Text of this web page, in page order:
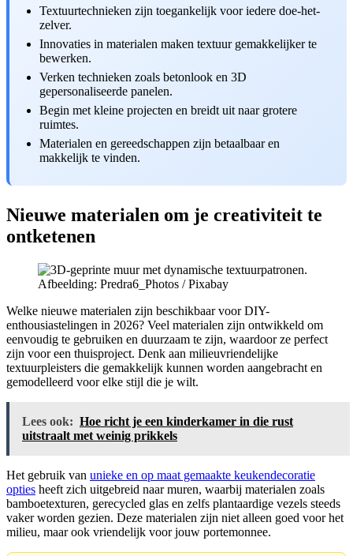
Textuurtechnieken zijn toegankelijk voor iedere doe-het-
zelver.
Innovaties in materialen maken textuur gemakkelijker te
bewerken.
Verken technieken zoals betonlook en 3D
gepersonaliseerde panelen.
Begin met kleine projecten en breidt uit naar grotere
ruimtes.
Materialen en gereedschappen zijn betaalbaar en
makkelijk te vinden.
Nieuwe materialen om je creativiteit te
ontketenen
Afbeelding: Predra6_Photos / Pixabay
Welke nieuwe materialen zijn beschikbaar voor DIY-
enthousiastelingen in 2026? Veel materialen zijn ontwikkeld om
eenvoudig te gebruiken en duurzaam te zijn, waardoor ze perfect
zijn voor een thuisproject. Denk aan milieuvriendelijke
textuurpleisters die gemakkelijk kunnen worden aangebracht en
gemodelleerd voor elke stijl die je wilt.
Lees ook: Hoe richt je een kinderkamer in die rust
uitstraalt met weinig prikkels
Het gebruik van unieke en op maat gemaakte keukendecoratie
opties heeft zich uitgebreid naar muren, waarbij materialen zoals
bamboetexturen, gerecycled glas en zelfs plantaardige vezels steeds
vaker worden gezien. Deze materialen zijn niet alleen goed voor het
milieu, maar ook vriendelijk voor jouw portemonnee.